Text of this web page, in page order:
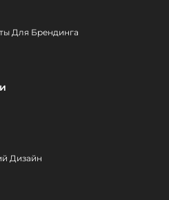
Для Брендинга
Дизайн